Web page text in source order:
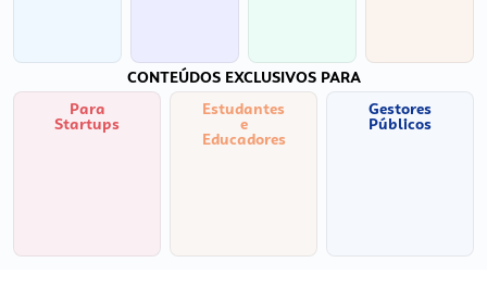
CONTEÚDOS EXCLUSIVOS PARA
Para
Startups
Estudantes
e
Educadores
Gestores
Públicos